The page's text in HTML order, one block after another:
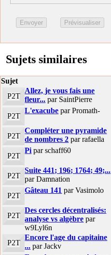
Sujets similaires
Sujet
P2T
Allez, je vous fais une
fleur... par SaintPierre
P2T
L'exacube par Promath-
P2T
Compléter une pyramide
de nombres 2 par rafaella
P2T
Pi par schaff60
P2T
Suite 441; 196; 1764; 49;...
par Damnation
P2T
Gâteau 141 par Vasimolo
P2T
Des cercles décentralisés:
analyse vs algèbre par
w9Lyl6n
P2T
Encore l'age du capitaine
... par Jackv